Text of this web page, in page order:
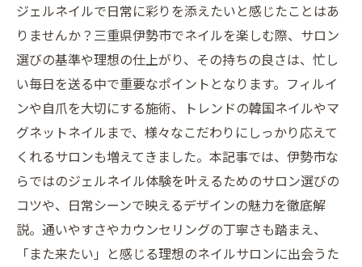
ジェルネイルで日常に彩りを添えたいと感じたことはあ
りませんか？三重県伊勢市でネイルを楽しむ際、サロン
選びの基準や理想の仕上がり、その持ちの良さは、忙し
い毎日を送る中で重要なポイントとなります。フィルイ
ンや自爪を大切にする施術、トレンドの韓国ネイルやマ
グネットネイルまで、様々なこだわりにしっかり応えて
くれるサロンも増えてきました。本記事では、伊勢市な
らではのジェルネイル体験を叶えるためのサロン選びの
コツや、日常シーンで映えるデザインの魅力を徹底解
説。通いやすさやカウンセリングの丁寧さも踏まえ、
「また来たい」と感じる理想のネイルサロンに出会うた